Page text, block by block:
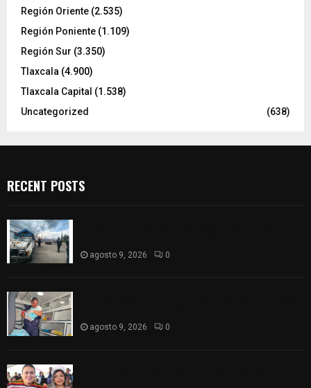
Región Oriente (2.535)
Región Poniente (1.109)
Región Sur (3.350)
Tlaxcala (4.900)
Tlaxcala Capital (1.538)
Uncategorized
(638)
RECENT POSTS
agosto 9, 2026 0
agosto 9, 2026 0